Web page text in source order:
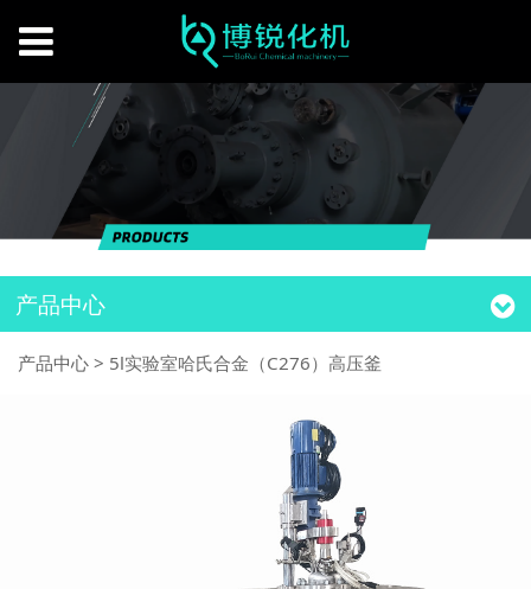
产品中心
产品中心 > 5l实验室哈氏合金（C276）高压釜